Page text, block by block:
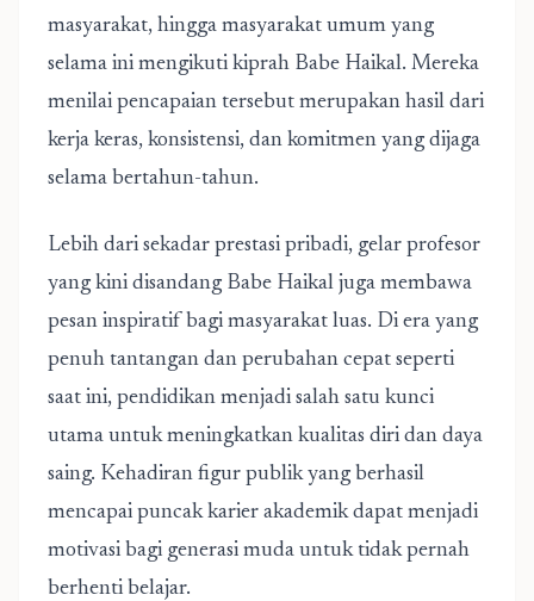
masyarakat, hingga masyarakat umum yang
selama ini mengikuti kiprah Babe Haikal. Mereka
menilai pencapaian tersebut merupakan hasil dari
kerja keras, konsistensi, dan komitmen yang dijaga
selama bertahun-tahun.
Lebih dari sekadar prestasi pribadi, gelar profesor
yang kini disandang Babe Haikal juga membawa
pesan inspiratif bagi masyarakat luas. Di era yang
penuh tantangan dan perubahan cepat seperti
saat ini, pendidikan menjadi salah satu kunci
utama untuk meningkatkan kualitas diri dan daya
saing. Kehadiran figur publik yang berhasil
mencapai puncak karier akademik dapat menjadi
motivasi bagi generasi muda untuk tidak pernah
berhenti belajar.